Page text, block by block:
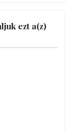
ezt a(z)